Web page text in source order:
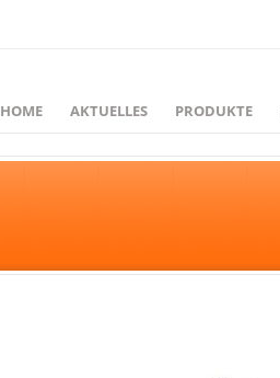
HOME AKTUELLES PRODUKTE